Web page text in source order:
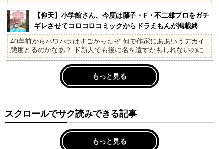
【仰天】小学館さん、今度は藤子・F・不二雄プロをガチ
ギレさせてコロコロコミックからドラえもんが掲載終
了、小学館幹部3人が更迭&出勤禁止になってしまう
40年前からパワハラはすごかったぞ 何で作家にああいうデカイ
態度とるのかなあ？ ド新人でも後に名を遺すかもしれないのに
もっと見る
スクロールでサク読みできる記事
もっと見る